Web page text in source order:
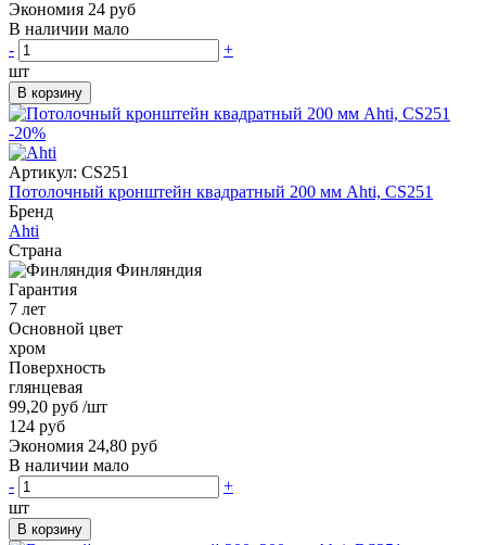
Экономия 24 руб
В наличии мало
-
+
шт
В корзину
-20%
Артикул: CS251
Потолочный кронштейн квадратный 200 мм Ahti, CS251
Бренд
Ahti
Страна
Финляндия
Гарантия
7 лет
Основной цвет
хром
Поверхность
глянцевая
99,20 руб /шт
124 руб
Экономия 24,80 руб
В наличии мало
-
+
шт
В корзину